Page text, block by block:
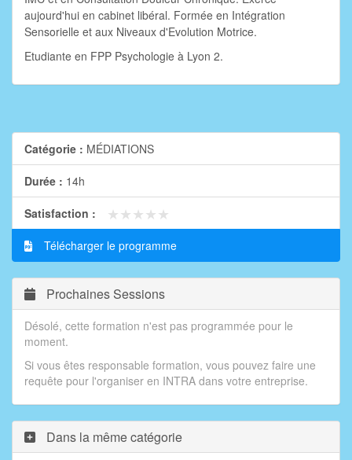
aujourd'hui en cabinet libéral. Formée en Intégration
Sensorielle et aux Niveaux d'Evolution Motrice.
Etudiante en FPP Psychologie à Lyon 2.
Catégorie : MÉDIATIONS
Durée : 14h
Satisfaction : ★★★★★
★★★★★
Télécharger le programme
Prochaines Sessions
Désolé, cette formation n'est pas programmée pour le
moment.
Si vous êtes responsable formation, vous pouvez faire une
requête pour l'organiser en INTRA dans votre entreprise.
Dans la même catégorie